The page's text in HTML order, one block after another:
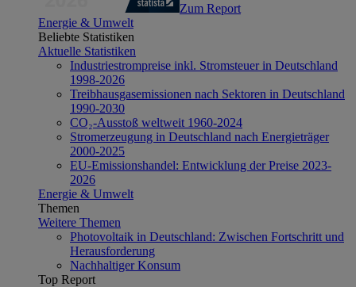
Zum Report
Energie & Umwelt
Beliebte Statistiken
Aktuelle Statistiken
Industriestrompreise inkl. Stromsteuer in Deutschland
1998-2026
Treibhausgasemissionen nach Sektoren in Deutschland
1990-2030
CO₂-Ausstoß weltweit 1960-2024
Stromerzeugung in Deutschland nach Energieträger
2000-2025
EU-Emissionshandel: Entwicklung der Preise 2023-
2026
Energie & Umwelt
Themen
Weitere Themen
Photovoltaik in Deutschland: Zwischen Fortschritt und
Herausforderung
Nachhaltiger Konsum
Top Report